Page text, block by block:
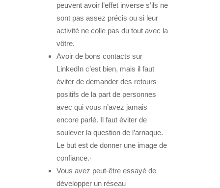
peuvent avoir l’effet inverse s’ils ne
sont pas assez précis ou si leur
activité ne colle pas du tout avec la
vôtre.
Avoir de bons contacts sur
LinkedIn c’est bien, mais il faut
éviter de demander des retours
positifs de la part de personnes
avec qui vous n’avez jamais
encore parlé. Il faut éviter de
soulever la question de l’arnaque.
Le but est de donner une image de
confiance.·
Vous avez peut-être essayé de
développer un réseau